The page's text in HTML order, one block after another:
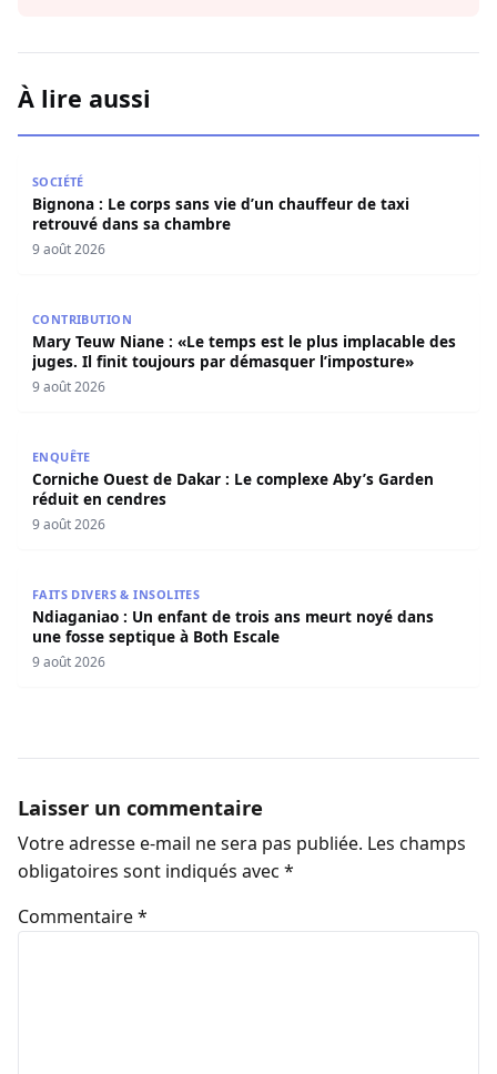
À lire aussi
SOCIÉTÉ
Bignona : Le corps sans vie d’un chauffeur de taxi
retrouvé dans sa chambre
9 août 2026
CONTRIBUTION
Mary Teuw Niane : «Le temps est le plus implacable des
juges. Il finit toujours par démasquer l’imposture»
9 août 2026
ENQUÊTE
Corniche Ouest de Dakar : Le complexe Aby’s Garden
réduit en cendres
9 août 2026
FAITS DIVERS & INSOLITES
Ndiaganiao : Un enfant de trois ans meurt noyé dans
une fosse septique à Both Escale
9 août 2026
Laisser un commentaire
Votre adresse e-mail ne sera pas publiée. Les champs
obligatoires sont indiqués avec *
Commentaire*